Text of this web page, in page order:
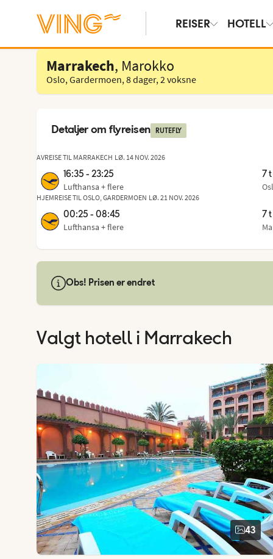
REISER HOTELL
Velg hotell
Marrakech, Marokko
Oslo, Gardermoen,8 dager,2 voksne
Detaljer om flyreisen RUTEFLY
AVREISE TIL MARRAKECH LØ. 14 NOV. 2026
16:35 - 23:25
Lufthansa + flere
7
Fra
,til
HJEMREISE TIL OSLO, GARDERMOEN LØ. 21 NOV. 2026
00:25 - 08:45
Lufthansa + flere
7
Fra
,til
Obs! Prisen er endret
Valgt hotell i Marrakech
43